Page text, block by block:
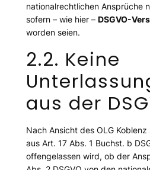
nationalrechtlichen Ansprüche
sofern – wie hier – DSGVO-
worden seien.
2.2. Keine
aus der
Nach Ansicht des OLG
aus Art. 17 Abs. 1 Buchst. b
offengelassen wird, ob der